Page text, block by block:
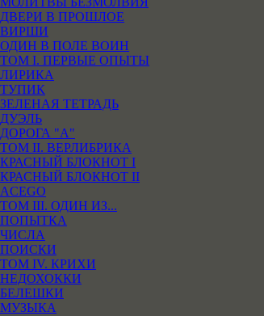
ДВЕРИ В ПРОШЛОЕ
ВИРШИ
ОДИН В ПОЛЕ ВОИН
ТОМ I. ПЕРВЫЕ ОПЫТЫ
ЛИРИКА
ТУПИК
ЗЕЛЕНАЯ ТЕТРАДЬ
ДУЭЛЬ
ДОРОГА "А"
ТОМ II. ВЕРЛИБРИКА
КРАСНЫЙ БЛОКНОТ I
КРАСНЫЙ БЛОКНОТ II
ACEGO
ТОМ III. ОДИН ИЗ...
ПОПЫТКА
ЧИСЛА
ПОИСКИ
ТОМ IV. КРИХИ
НЕДОХОККИ
БЕЛЕШКИ
МУЗЫКА